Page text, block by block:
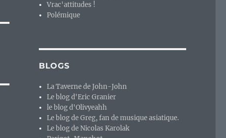
Vrac'attitudes !
Polémique
BLOGS
La Taverne de John-John
Le blog d'Eric Granier
le blog d'Olivyeahh
Le blog de Greg, fan de musique asiatique.
Le blog de Nicolas Karolak